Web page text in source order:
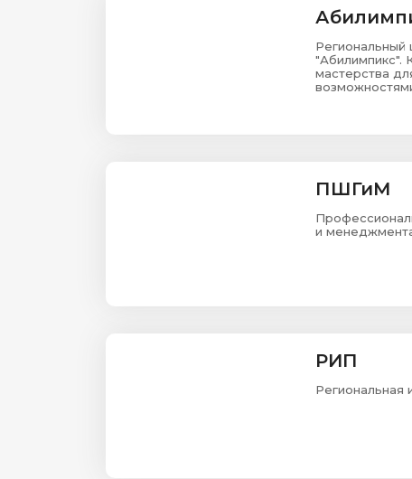
Региональный
"Абилимпикс".
мастерства
ПШГиМ
и
РИП
Региональная